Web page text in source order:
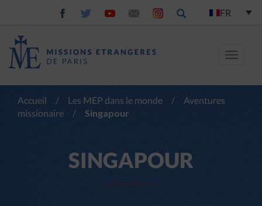
FR
Toggle
Accueil / Les MEP dans le monde /
Aventures
missionaire
/ Singapour
SINGAPOUR